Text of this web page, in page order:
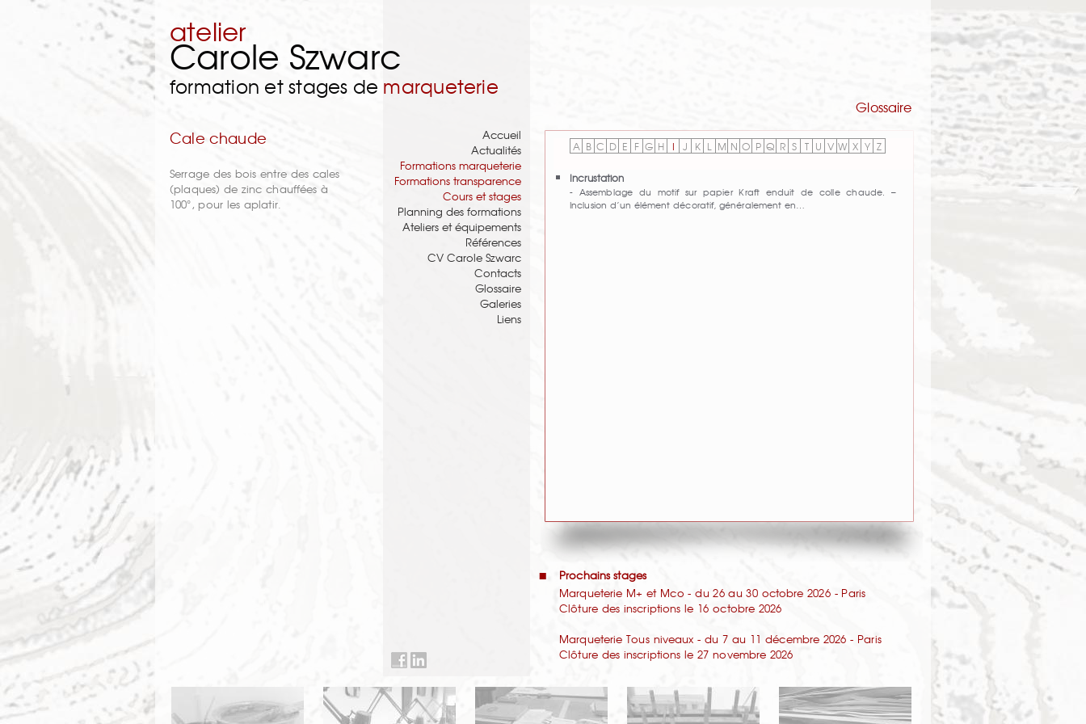
atelier
Carole Szwarc
formation et stages de marqueterie
Cale chaude
Serrage des bois entre des cales
(plaques) de zinc chauffées à
100°, pour les aplatir.
Accueil
Actualités
Formations marqueterie
Formations transparence
Cours et stages
Planning des formations
Ateliers et équipements
Références
CV Carole Szwarc
Contacts
Glossaire
Galeries
Liens
Glossaire
A B C D E F G H I J K L M N O P Q R S T U V W X Y Z
Incrustation
- Assemblage du motif sur papier Kraft enduit de colle chaude. –
Inclusion d’un élément décoratif, généralement en…
Prochains stages
Marqueterie M+ et Mco - du 26 au 30 octobre 2026 - Paris
Clôture des inscriptions le 16 octobre 2026
Marqueterie Tous niveaux - du 7 au 11 décembre 2026 - Paris
Clôture des inscriptions le 27 novembre 2026